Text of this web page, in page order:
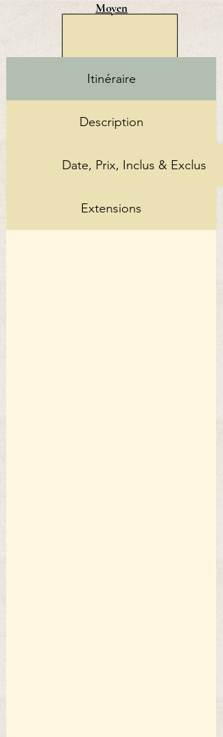
Moyen
Itinéraire
Description
Date, Prix, Inclus & Exclus
Extensions